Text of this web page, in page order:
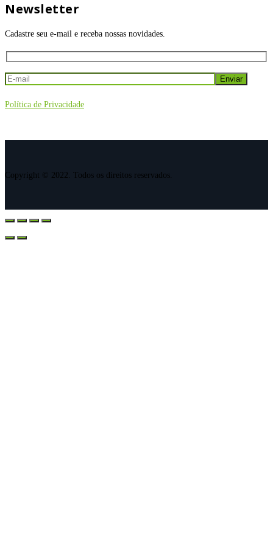
Newsletter
Cadastre seu e-mail e receba nossas novidades.
Política de Privacidade
Copyright © 2022. Todos os direitos reservados.